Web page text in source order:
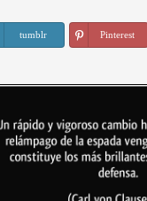
tumblr Pinterest